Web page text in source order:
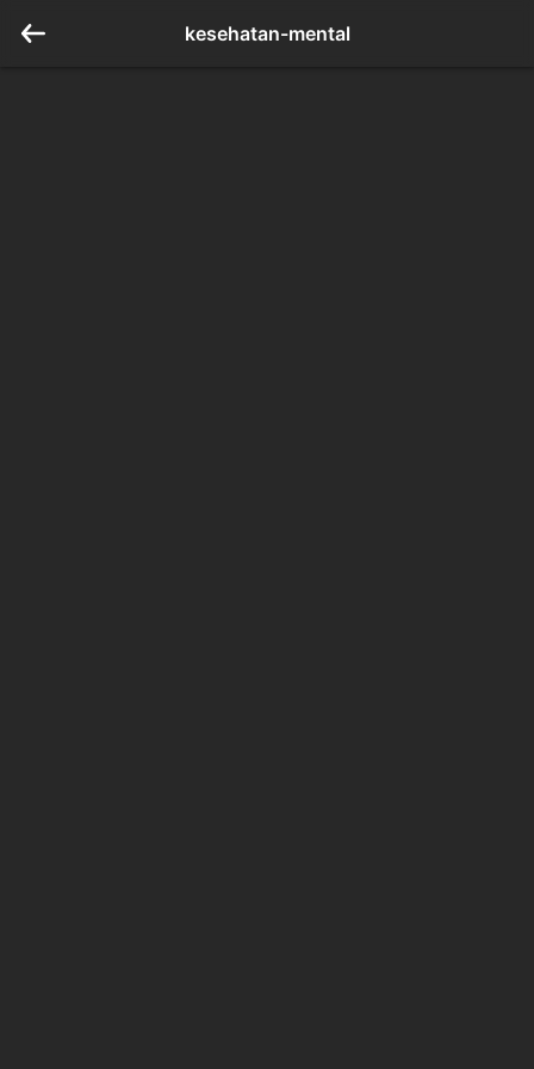
kesehatan-mental